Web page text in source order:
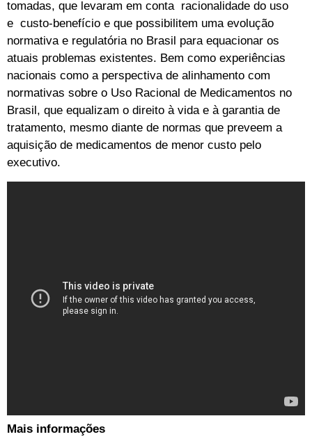
tomadas, que levaram em conta racionalidade do uso
e custo-benefício e que possibilitem uma evolução
normativa e regulatória no Brasil para equacionar os
atuais problemas existentes. Bem como experiências
nacionais como a perspectiva de alinhamento com
normativas sobre o Uso Racional de Medicamentos no
Brasil, que equalizam o direito à vida e à garantia de
tratamento, mesmo diante de normas que preveem a
aquisição de medicamentos de menor custo pelo
executivo.
Mais informações